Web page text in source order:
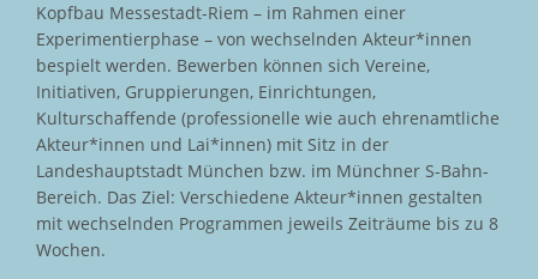
Kopfbau Messestadt-Riem – im Rahmen einer
Experimentierphase – von wechselnden Akteur*innen
bespielt werden. Bewerben können sich Vereine,
Initiativen, Gruppierungen, Einrichtungen,
Kulturschaffende (professionelle wie auch ehrenamtliche
Akteur*innen und Lai*innen) mit Sitz in der
Landeshauptstadt München bzw. im Münchner S-Bahn-
Bereich. Das Ziel: Verschiedene Akteur*innen gestalten
mit wechselnden Programmen jeweils Zeiträume bis zu 8
Wochen.